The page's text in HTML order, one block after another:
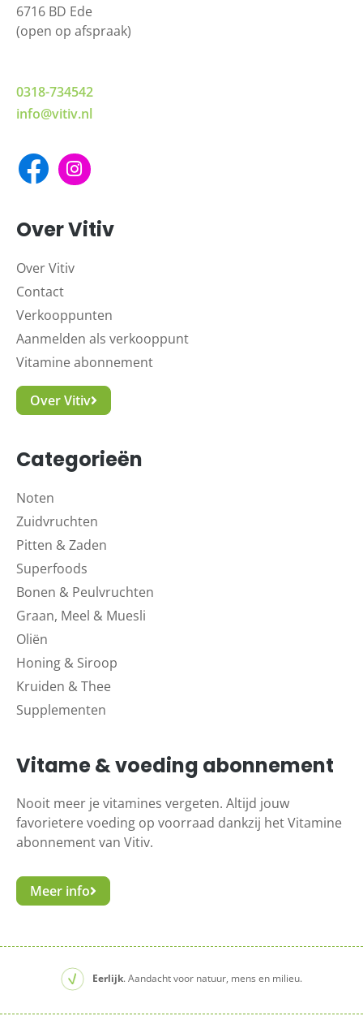
6716 BD Ede
(open op afspraak)
0318-734542
info@vitiv.nl
Over Vitiv
Over Vitiv
Contact
Verkooppunten
Aanmelden als verkooppunt
Vitamine abonnement
Over Vitiv
Categorieën
Noten
Zuidvruchten
Pitten & Zaden
Superfoods
Bonen & Peulvruchten
Graan, Meel & Muesli
Oliën
Honing & Siroop
Kruiden & Thee
Supplementen
Vitame & voeding abonnement
Nooit meer je vitamines vergeten. Altijd jouw
favorietere voeding op voorraad dankzij het Vitamine
abonnement van Vitiv.
Meer info
Eerlijk. Aandacht voor natuur, mens en milieu.